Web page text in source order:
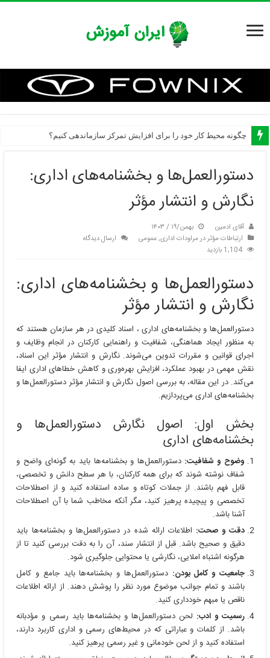
چگونه محیط کار خود را برای افزایش تمرکز سازماندهی کنیم؟
دستورالعمل‌ها و بخشنامه‌های اداری:
نگارش و انتشار مؤثر
آقای ادمین
بهمن/۱۹ / ۱۴۰۳
ارتباطات مؤثر در مراودات اداری,عمومی
ارسال دیدگاه
1,104 بازدید
دستورالعمل‌ها و بخشنامه‌های اداری:
نگارش و انتشار مؤثر
دستورالعمل‌ها و بخشنامه‌های اداری ، اسناد کلیدی در هر سازمان هستند که
به منظور ایجاد هماهنگی، شفافیت و راهنمایی کارکنان در انجام وظایف و
اجرای قوانین و مقررات تدوین می‌شوند. نگارش و انتشار مؤثر این اسناد،
نقش مهمی در بهبود عملکرد، افزایش بهره‌وری و کاهش خطاهای اداری ایفا
می‌کند. در این مقاله، به بررسی اصول نگارش و انتشار مؤثر دستورالعمل‌ها و
بخشنامه‌های اداری می‌پردازیم.
بخش اول: اصول نگارش دستورالعمل‌ها و
بخشنامه‌های اداری
وضوح و شفافیت: دستورالعمل‌ها و بخشنامه‌ها باید به گونه‌ای واضح و
شفاف نوشته شوند که برای همه کارکنان، با هر سطح دانش و تخصصی،
قابل فهم باشند. از جملات کوتاه و ساده استفاده کنید و از اصطلاحات
تخصصی و پیچیده پرهیز کنید، مگر آنکه مخاطب شما با آن اصطلاحات
آشنا باشد.
دقت و صحت: اطلاعات ارائه شده در دستورالعمل‌ها و بخشنامه‌ها باید
دقیق و صحیح باشد. قبل از انتشار سند، آن را به دقت بررسی کنید تا از
هرگونه اشتباه املایی، نگارشی یا محتوایی جلوگیری شود.
جامعیت و کامل بودن: دستورالعمل‌ها و بخشنامه‌ها باید جامع و کامل
باشند و تمام جوانب موضوع مورد نظر را پوشش دهند. از ارائه اطلاعات
ناقص یا مبهم خودداری کنید.
رسمیت و ادب: لحن دستورالعمل‌ها و بخشنامه‌ها باید رسمی و مؤدبانه
باشد. از کلمات و عباراتی که در محیط‌های رسمی و اداری کاربرد دارند،
استفاده کنید و از لحن خودمانی و غیر رسمی پرهیز کنید.